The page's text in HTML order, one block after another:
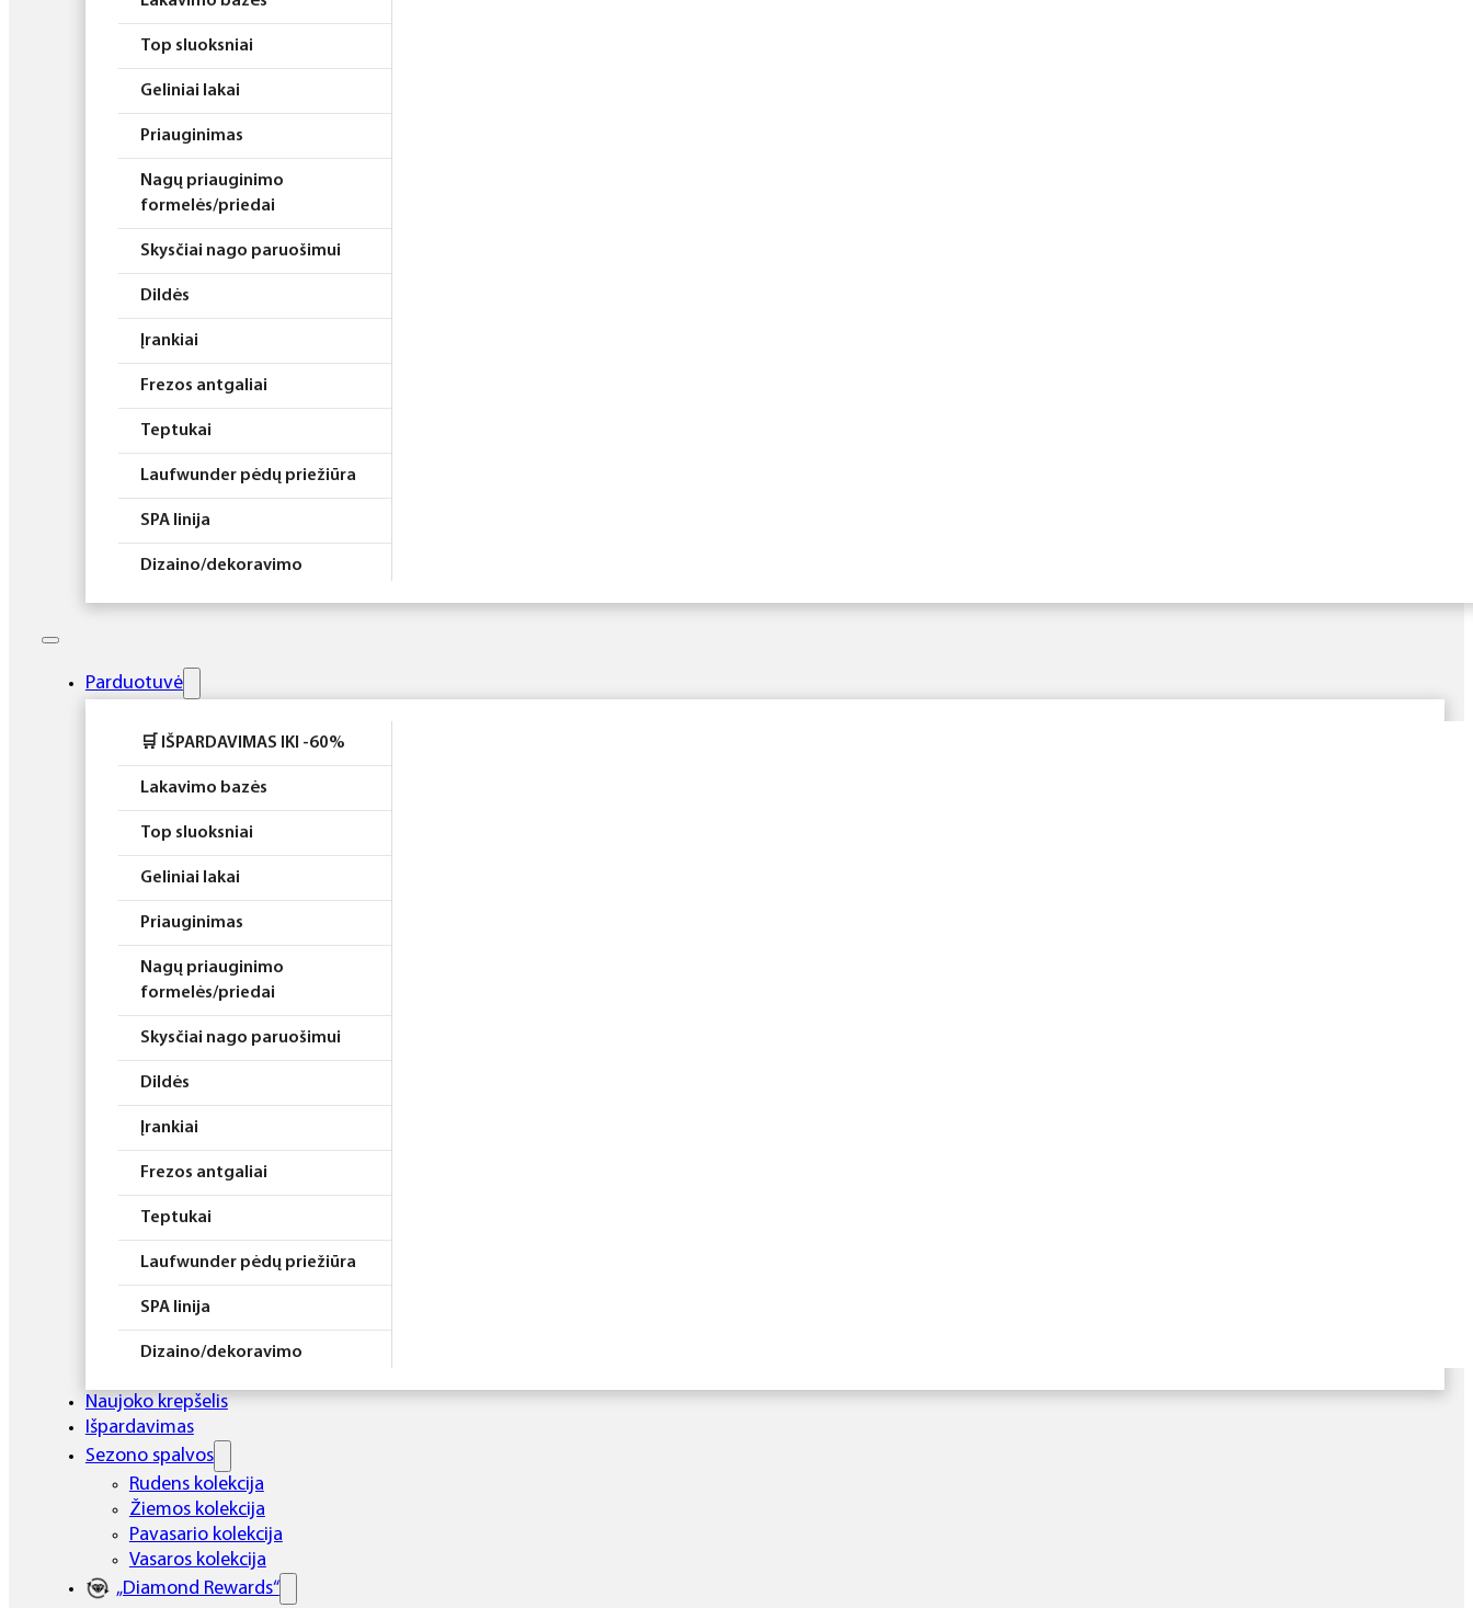
Top sluoksniai
Geliniai lakai
Priauginimas
Nagų priauginimo
formelės/priedai
Skysčiai nago paruošimui
Dildės
Įrankiai
Frezos antgaliai
Teptukai
Laufwunder pėdų priežiūra
SPA linija
Dizaino/dekoravimo
Higiena
Rinkiniai
Parduotuvė
🛒 IŠPARDAVIMAS IKI -60%
Lakavimo bazės
Top sluoksniai
Geliniai lakai
Priauginimas
Nagų priauginimo
formelės/priedai
Skysčiai nago paruošimui
Dildės
Įrankiai
Frezos antgaliai
Teptukai
Laufwunder pėdų priežiūra
SPA linija
Dizaino/dekoravimo
Elektros prietaisai
Higiena
Atributika
Rinkiniai
Naujoko krepšelis
Išpardavimas
Sezono spalvos
Rudens kolekcija
Žiemos kolekcija
Pavasario kolekcija
Vasaros kolekcija
„Diamond Rewards“